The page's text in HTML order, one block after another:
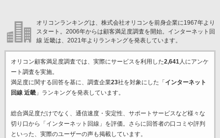
オリコンランキングは、株式会社オリコンを前身企業に1967年より
スタート。2006年からは顧客満足度調査を開始。インターネット回
線 近畿は、2021年よりランキングを発表しています。
オリコン顧客満足度調査では、実際にサービスを利用した2,641人にアンケ
ート調査を実施。
満足度に関する回答を基に、調査企業23社を対象にした「 インターネット
回線 近畿」ランキングを発表しています。
総合満足度だけでなく、通信速度・安定性、サポートサービスなど様々な
切り口から「インターネット回線」を評価。さらに回答者の口コミや評判
といった、実際のユーザーの声も掲載しています。